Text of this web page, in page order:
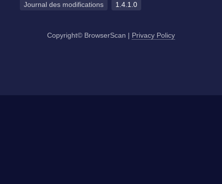
Journal des modifications 1.4.1.0
Copyright© BrowserScan | Privacy Policy